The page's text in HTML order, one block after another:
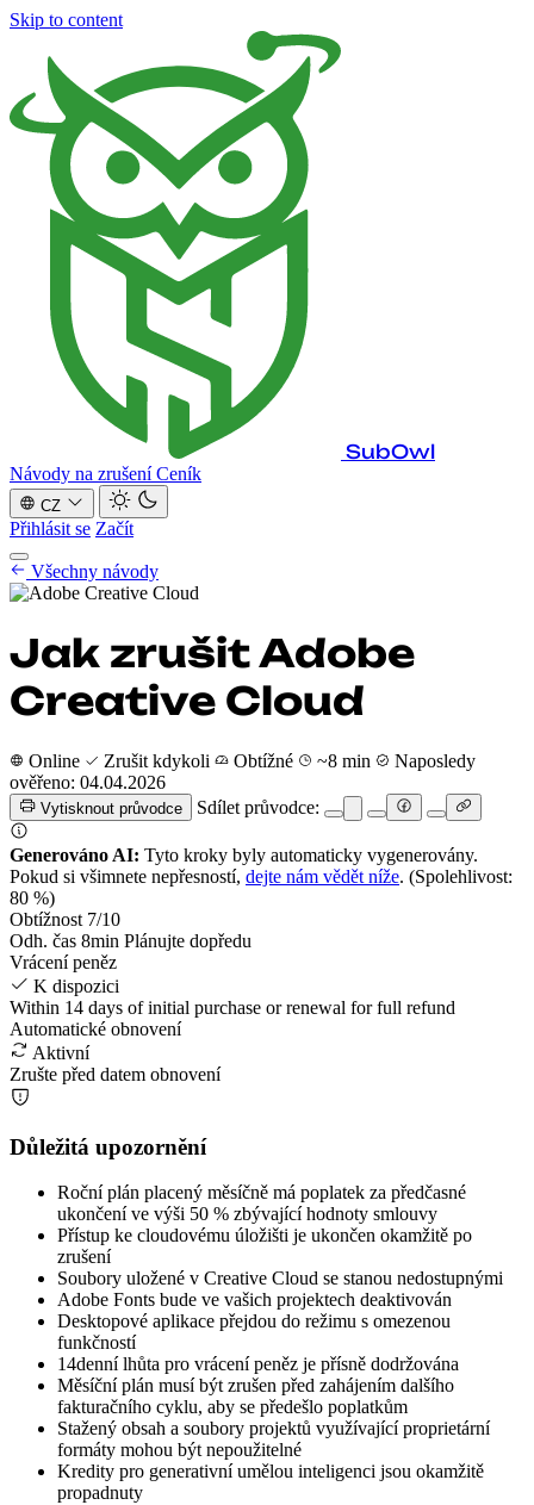
Skip to content
SubOwl
Návody na zrušeníCeník
CZ
Přihlásit se Začít
Návody na zrušení Ceník
CZ
Všechny návody
Jak zrušit Adobe
Creative Cloud
Online Zrušit kdykoli Obtížné ~8 min
Naposledy
ověřeno: 04.04.2026
Vytisknout průvodce Sdílet průvodce:
Generováno AI: Tyto kroky byly automaticky vygenerovány.
Pokud si všimnete nepřesností, dejte nám vědět níže. (Spolehlivost:
80 %)
Obtížnost 7/10
Odh. čas 8min Plánujte dopředu
Vrácení peněz
K dispozici
Within 14 days of initial purchase or renewal for full refund
Automatické obnovení
Aktivní
Zrušte před datem obnovení
Důležitá upozornění
Roční plán placený měsíčně má poplatek za předčasné
ukončení ve výši 50 % zbývající hodnoty smlouvy
Přístup ke cloudovému úložišti je ukončen okamžitě po
zrušení
Soubory uložené v Creative Cloud se stanou nedostupnými
Adobe Fonts bude ve vašich projektech deaktivován
Desktopové aplikace přejdou do režimu s omezenou
funkčností
14denní lhůta pro vrácení peněz je přísně dodržována
Měsíční plán musí být zrušen před zahájením dalšího
fakturačního cyklu, aby se předešlo poplatkům
Stažený obsah a soubory projektů využívající proprietární
formáty mohou být nepoužitelné
Kredity pro generativní umělou inteligenci jsou okamžitě
propadnuty